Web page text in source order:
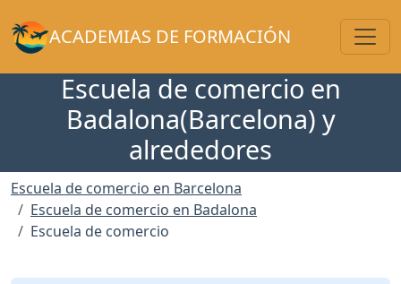
ACADEMIAS DE FORMACIÓN
Escuela de comercio en
Badalona(Barcelona) y
alrededores
Escuela de comercio en Barcelona
Escuela de comercio en Badalona
Escuela de comercio